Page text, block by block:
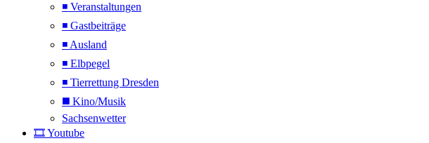
◾ Veranstaltungen
◾ Gastbeiträge
◾ Ausland
◾ Elbpegel
◾ Tierrettung Dresden
◼️ Kino/Musik
Sachsenwetter
🎞️ Youtube